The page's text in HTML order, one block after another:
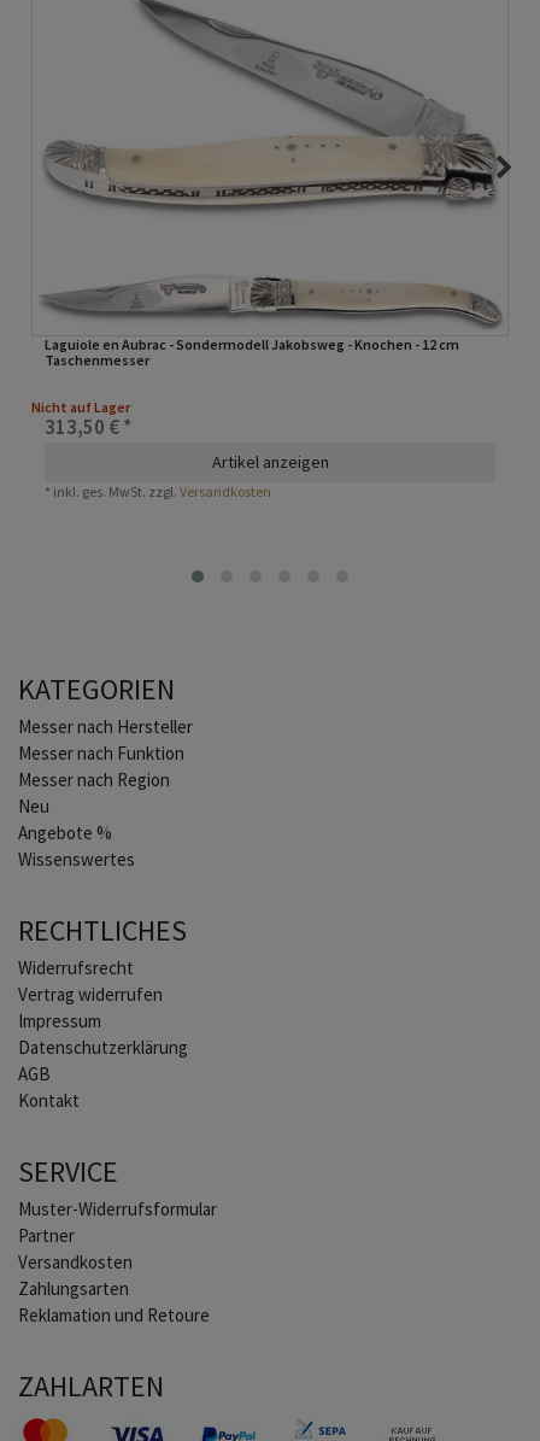
Laguiole en Aubrac - Sondermodell Jakobsweg - Knochen - 12 cm
Taschenmesser
Nicht auf Lager
313,50 € *
Artikel anzeigen
* inkl. ges. MwSt. zzgl.Versandkosten
KATEGORIEN
Home
Messer nach Hersteller
Messer nach Funktion
Messer nach Region
Neu
Angebote %
Wissenswertes
RECHTLICHES
Widerrufs­recht
Vertrag widerrufen
Impressum
Daten­schutz­erklärung
AGB
Kontakt
SERVICE
Muster-Widerrufsformular
Partner
Versandkosten
Zahlungsarten
Reklamation und Retoure
ZAHLARTEN